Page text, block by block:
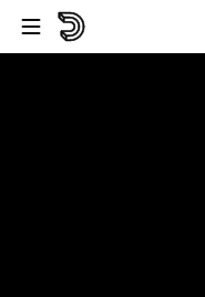
Zum Player springen
Zum Hauptinhalt springen